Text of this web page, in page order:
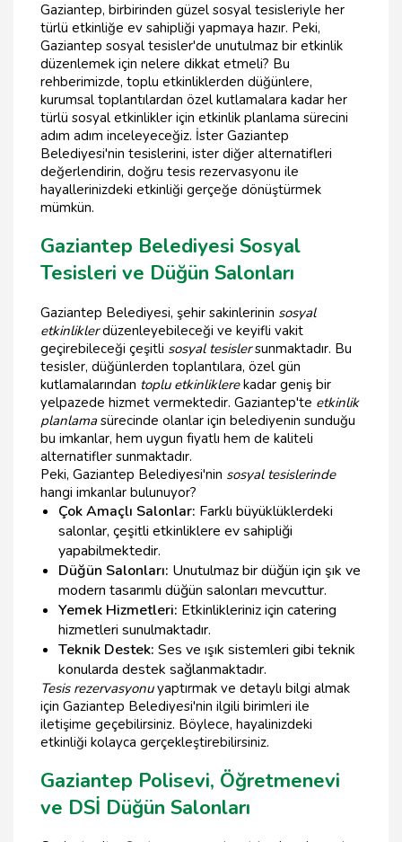
Gaziantep, birbirinden güzel sosyal tesisleriyle her
türlü etkinliğe ev sahipliği yapmaya hazır. Peki,
Gaziantep sosyal tesisler'de unutulmaz bir etkinlik
düzenlemek için nelere dikkat etmeli? Bu
rehberimizde, toplu etkinliklerden düğünlere,
kurumsal toplantılardan özel kutlamalara kadar her
türlü sosyal etkinlikler için etkinlik planlama sürecini
adım adım inceleyeceğiz. İster Gaziantep
Belediyesi'nin tesislerini, ister diğer alternatifleri
değerlendirin, doğru tesis rezervasyonu ile
hayallerinizdeki etkinliği gerçeğe dönüştürmek
mümkün.
Gaziantep Belediyesi Sosyal
Tesisleri ve Düğün Salonları
Gaziantep Belediyesi, şehir sakinlerinin sosyal
etkinliklerdüzenleyebileceği ve keyifli vakit
geçirebileceği çeşitli sosyal tesislersunmaktadır. Bu
tesisler, düğünlerden toplantılara, özel gün
kutlamalarından toplu etkinliklerekadar geniş bir
yelpazede hizmet vermektedir. Gaziantep'te etkinlik
planlamasürecinde olanlar için belediyenin sunduğu
bu imkanlar, hem uygun fiyatlı hem de kaliteli
alternatifler sunmaktadır.
Peki, Gaziantep Belediyesi'nin sosyal tesislerinde
hangi imkanlar bulunuyor?
Çok Amaçlı Salonlar: Farklı büyüklüklerdeki
salonlar, çeşitli etkinliklere ev sahipliği
yapabilmektedir.
Düğün Salonları: Unutulmaz bir düğün için şık ve
modern tasarımlı düğün salonları mevcuttur.
Yemek Hizmetleri: Etkinlikleriniz için catering
hizmetleri sunulmaktadır.
Teknik Destek: Ses ve ışık sistemleri gibi teknik
konularda destek sağlanmaktadır.
Tesis rezervasyonuyaptırmak ve detaylı bilgi almak
için Gaziantep Belediyesi'nin ilgili birimleri ile
iletişime geçebilirsiniz. Böylece, hayalinizdeki
etkinliği kolayca gerçekleştirebilirsiniz.
Gaziantep Polisevi, Öğretmenevi
ve DSİ Düğün Salonları